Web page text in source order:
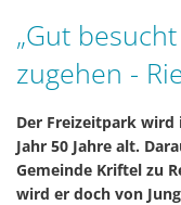
„Gut
zugehen -
Der Freizeitpark wird
Jahr 50 Jahre alt.
Gemeinde Kriftel zu
wird er doch von